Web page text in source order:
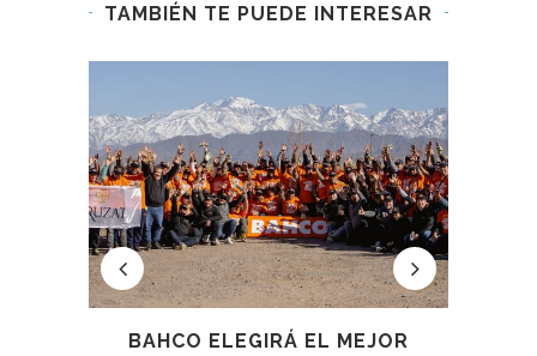
TAMBIÉN TE PUEDE INTERESAR
BAHCO ELEGIRÁ EL MEJOR